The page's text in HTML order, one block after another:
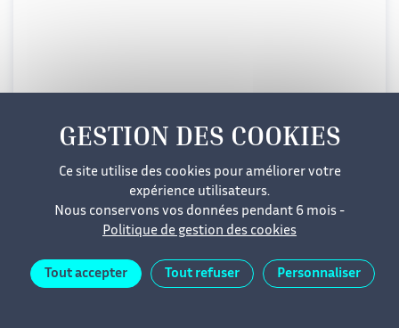
Mentions légales Cookies Données personnelles
Plan du site
Ce site utilise des cookies pour améliorer votre
expérience utilisateurs.
Nous conservons vos données pendant 6 mois -
Politique de gestion des cookies
Tout accepter Tout refuser Personnaliser